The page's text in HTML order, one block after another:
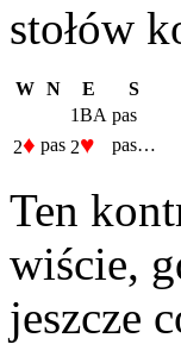
stołów
W N E
S
1BA pas
2♦ pas 2♥ pas…
Ten
wiście,
jeszcze